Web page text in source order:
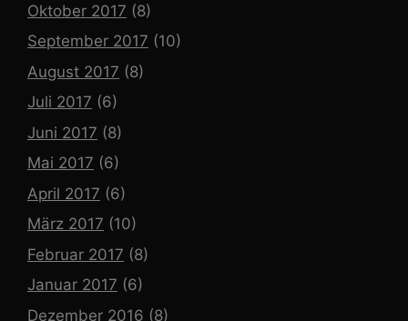
Oktober 2017 (8)
September 2017 (10)
August 2017 (8)
Juli 2017 (6)
Juni 2017 (8)
Mai 2017 (6)
April 2017 (6)
März 2017 (10)
Februar 2017 (8)
Januar 2017 (6)
Dezember 2016 (8)